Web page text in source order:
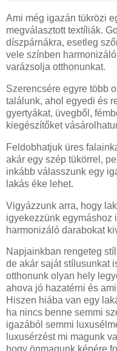
Ami még igazán tükrözi
megválasztott textíliák.
díszpárnákra, esetleg
vele színben
varázsolja otthonunkat.
Szerencsére egyre több
találunk, ahol egyedi és
gyertyákat, üvegből,
kiegészítőket
Feldobhatjuk üres
akár egy szép tükörrel,
inkább válasszunk egy
lakás éke lehet.
Vigyázzunk arra, hogy
igyekezzünk egymáshoz
harmonizáló darabokat
Napjainkban rengeteg
de akár saját stílusunkat
otthonunk olyan hely
ahova jó hazatérni és
Hiszen hiába van egy
ha nincs benne semmi
igazából semmi
luxusérzést mi magunk